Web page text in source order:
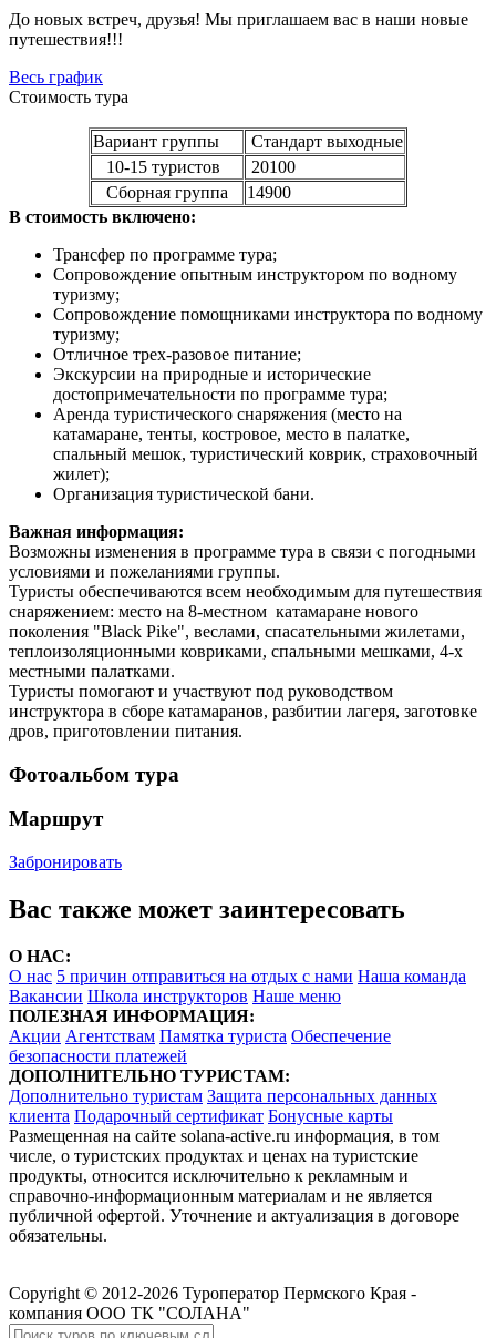
До новых встреч, друзья! Мы приглашаем вас в наши новые
путешествия!!!
Весь график
Стоимость тура
Вариант группы
Стандарт выходные
10-15 туристов
20100
Сборная группа
14900
В стоимость включено:
Трансфер по программе тура;
Сопровождение опытным инструктором по водному
туризму;
Сопровождение помощниками инструктора по водному
туризму;
Отличное трех-разовое питание;
Экскурсии на природные и исторические
достопримечательности по программе тура;
Аренда туристического снаряжения (место на
катамаране, тенты, костровое, место в палатке,
спальный мешок, туристический коврик, страховочный
жилет);
Организация туристической бани.
Важная информация:
Возможны изменения в программе тура в связи с погодными
условиями и пожеланиями группы.
Туристы обеспечиваются всем необходимым для путешествия
снаряжением: место на 8-местном катамаране нового
поколения "Black Pike", веслами, спасательными жилетами,
теплоизоляционными ковриками, спальными мешками, 4-х
местными палатками.
Туристы помогают и участвуют под руководством
инструктора в сборе катамаранов, разбитии лагеря, заготовке
дров, приготовлении питания.
Фотоальбом тура
Маршрут
Забронировать
Вас также может заинтересовать
О НАС:
О нас 5 причин отправиться на отдых с нами Наша команда
Вакансии Школа инструкторов Наше меню
ПОЛЕЗНАЯ ИНФОРМАЦИЯ:
Акции Агентствам Памятка туриста Обеспечение
безопасности платежей
ДОПОЛНИТЕЛЬНО ТУРИСТАМ:
Дополнительно туристам Защита персональных данных
клиента Подарочный сертификат Бонусные карты
Размещенная на сайте solana-active.ru информация, в том
числе, о туристских продуктах и ценах на туристские
продукты, относится исключительно к рекламным и
справочно-информационным материалам и не является
публичной офертой. Уточнение и актуализация в договоре
обязательны.
Copyright © 2012-2026 Туроператор Пермского Края -
компания ООО ТК "СОЛАНА"